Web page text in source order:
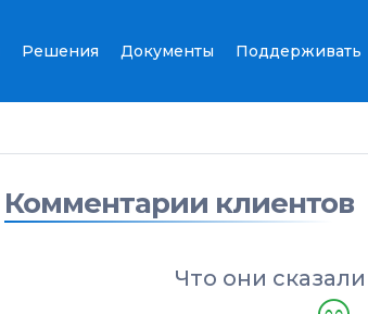
Решения Документы Поддерживать
Комментарии клиентов
Что они